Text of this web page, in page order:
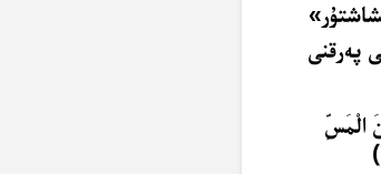
پەرقنى
الْمَسِّ